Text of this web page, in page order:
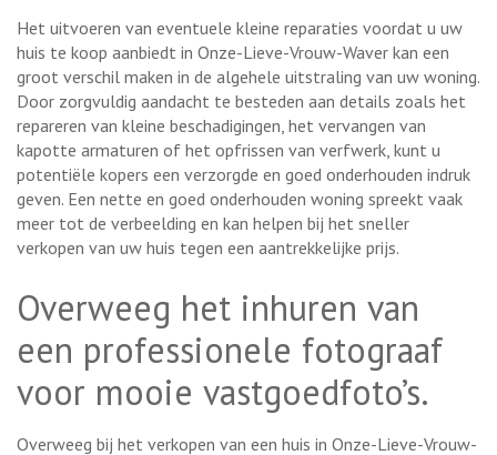
Het uitvoeren van eventuele kleine reparaties voordat u uw
huis te koop aanbiedt in Onze-Lieve-Vrouw-Waver kan een
groot verschil maken in de algehele uitstraling van uw woning.
Door zorgvuldig aandacht te besteden aan details zoals het
repareren van kleine beschadigingen, het vervangen van
kapotte armaturen of het opfrissen van verfwerk, kunt u
potentiële kopers een verzorgde en goed onderhouden indruk
geven. Een nette en goed onderhouden woning spreekt vaak
meer tot de verbeelding en kan helpen bij het sneller
verkopen van uw huis tegen een aantrekkelijke prijs.
Overweeg het inhuren van
een professionele fotograaf
voor mooie vastgoedfoto’s.
Overweeg bij het verkopen van een huis in Onze-Lieve-Vrouw-